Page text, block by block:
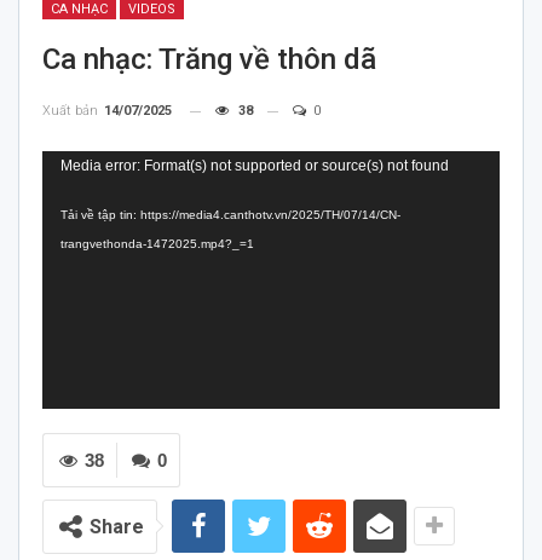
CA NHẠC VIDEOS
Ca nhạc: Trăng về thôn dã
Xuất bản 14/07/2025 38 0
Trình
Video
Media error: Format(s) not supported or source(s) not found
Tải về tập tin: https://media4.canthotv.vn/2025/TH/07/14/CN-
trangvethonda-1472025.mp4?_=1
0
38
Share